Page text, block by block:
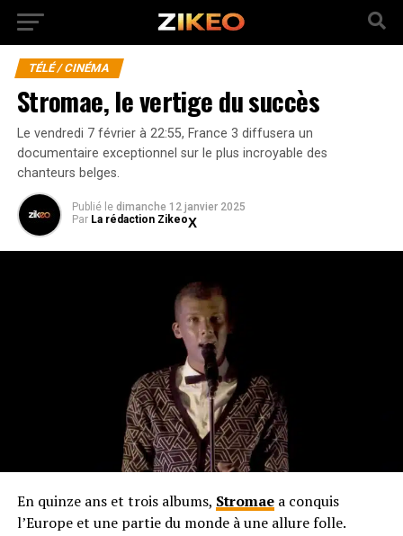
TÉLÉ / CINÉMA
Stromae, le vertige du succès
Le vendredi 7 février à 22:55, France 3 diffusera un
documentaire exceptionnel sur le plus incroyable des
chanteurs belges.
Publié le dimanche 12 janvier 2025
Par La rédaction Zikeo
En quinze ans et trois albums, Stromaea conquis
l’Europe et une partie du monde à une allure folle.